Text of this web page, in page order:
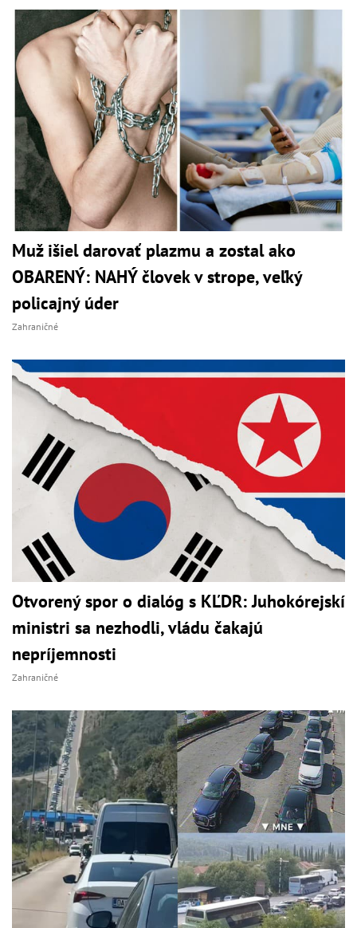
Muž išiel darovať plazmu a zostal ako
OBARENÝ: NAHÝ človek v strope, veľký
policajný úder
Zahraničné
Otvorený spor o dialóg s KĽDR: Juhokórejskí
ministri sa nezhodli, vládu čakajú
nepríjemnosti
Zahraničné